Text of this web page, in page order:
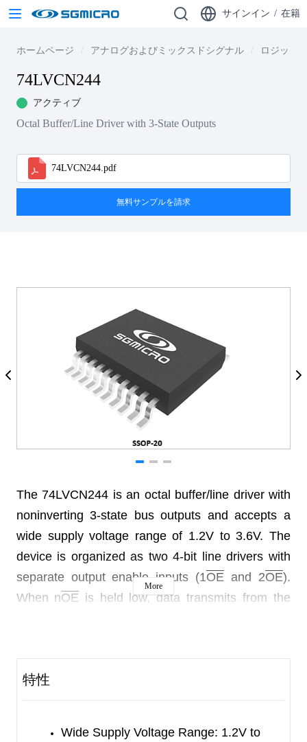
サインイン / 在籍
ホームページ アナログおよびミックスドシグナル ロジック
74LVCN244
アクティブ
Octal Buffer/Line Driver with 3-State Outputs
74LVCN244.pdf
無料サンプルを請求
The 74LVCN244 is an octal buffer/line driver with
noninverting 3-state bus outputs and accepts a
wide supply voltage range of 1.2V to 3.6V. The
device is organized as two 4-bit line drivers with
separate output enableinputs (1OE and 2OE).
When nOE is held low, data transmits from the
The input from 3.3V or 5V device makes this
operation, outputs cantolerate up to 5V.
More
特性
Wide Supply Voltage Range: 1.2V to